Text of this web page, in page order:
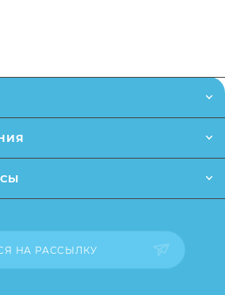
для мытья
цветов, незначительные
потребительские свойства
элементы товара и
НА РАССЫЛКУ